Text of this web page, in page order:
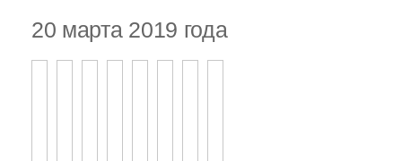
20 марта 2019 года